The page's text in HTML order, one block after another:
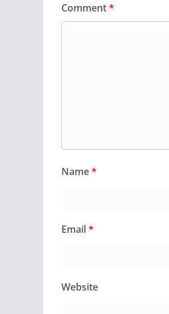
Comment*
Name*
Email*
Website